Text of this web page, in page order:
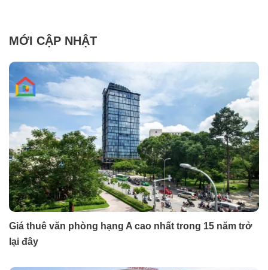
MỚI CẬP NHẬT
Giá thuê văn phòng hạng A cao nhất trong 15 năm trở
lại đây